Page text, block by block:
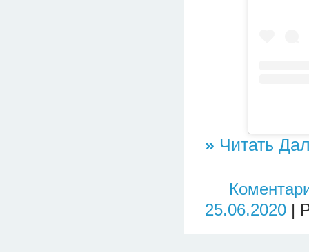
» Читать
25.06.2020 |